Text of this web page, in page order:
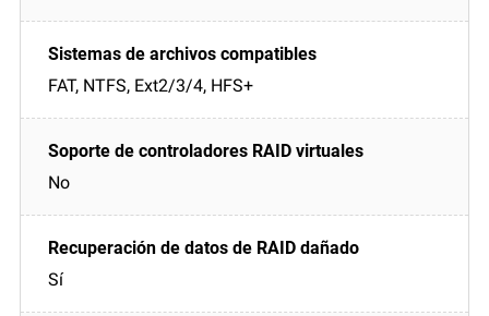
FAT, NTFS, Ext2/3/4, HFS+
No
Sí